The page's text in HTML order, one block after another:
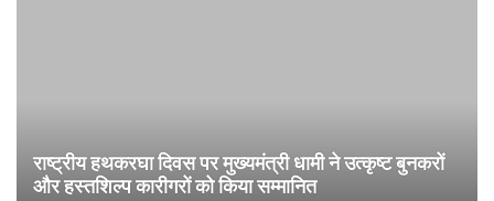
राष्ट्रीय हथकरघा दिवस पर मुख्यमंत्री धामी ने उत्कृष्ट बुनकरों
और हस्तशिल्प कारीगरों को किया सम्मानित